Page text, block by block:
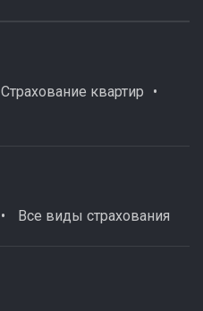
Страхование квартир
Все виды страхования